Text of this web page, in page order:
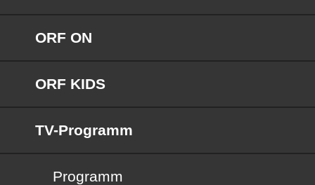
ORF ON
ORF KIDS
TV-Programm
Programm